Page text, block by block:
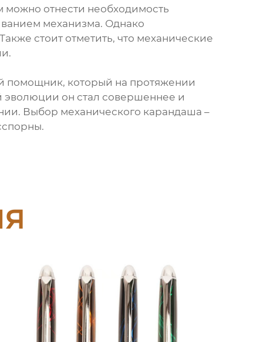
можно отнести необходимость
механизма. Однако
стоит отметить, что механические
помощник, который на протяжении
эволюции он стал совершеннее и
Выбор механического карандаша –